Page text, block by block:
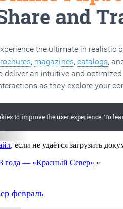
, если не удаётся загрузить
года — «Красный Север» »
февраль